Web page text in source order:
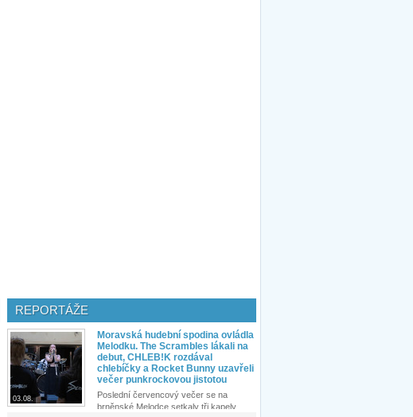
REPORTÁŽE
03.08.
Moravská hudební spodina ovládla
Melodku. The Scrambles lákali na
debut, CHLEB!K rozdával
chlebíčky a Rocket Bunny uzavřeli
večer punkrockovou jistotou
Poslední červencový večer se na
brněnské Melodce setkaly tři kapely...